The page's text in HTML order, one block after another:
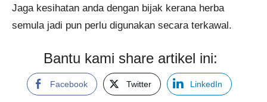
Jaga kesihatan anda dengan bijak kerana herba
semula jadi pun perlu digunakan secara terkawal.
Bantu kami share artikel ini:
Facebook Twitter LinkedIn